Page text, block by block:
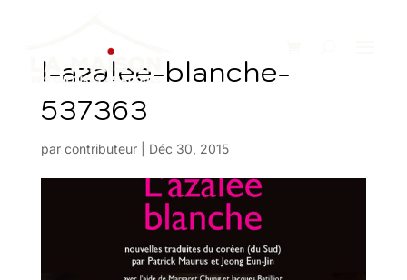
l-azalee-blanche-
537363
par contributeur| Déc 30, 2015